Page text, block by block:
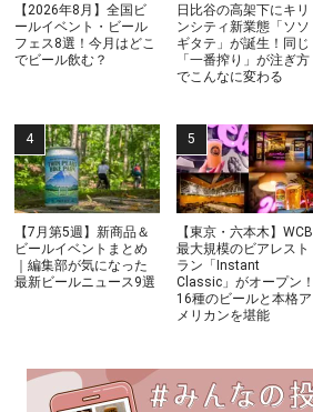
【2026年8月】全国ビ
ールイベント・ビール
フェス8選！今月はどこ
でビール飲む？
日比谷の高架下にキリ
ンシティ新業態「ソソ
ギタテ」が誕生！同じ
「一番搾り」が注ぎ方
でこんなに変わる
【7月第5週】新商品＆
ビールイベントまとめ
｜編集部が気になった
最新ビールニュース9選
【東京・六本木】WCB
最大規模のビアレスト
ラン「Instant
Classic」がオープン！
16種のビールと本格ア
メリカンを堪能